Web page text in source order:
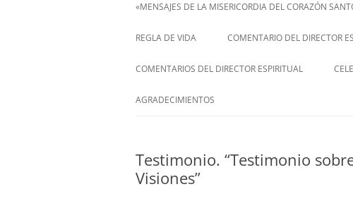
«MENSAJES DE LA MISERICORDIA DEL CORAZÓN
ENGLISH
FRANÇAIS
ITALIANI
REGLA DE VIDA COMENTARIO DEL DIRECTOR
COMENTARIOS DEL DIRECTOR ESPIRITUAL
STATEMENT FROM THE SPIRITUAL
AGRADECIMIENTOS
Testimonio. “Testimonio
Visiones”